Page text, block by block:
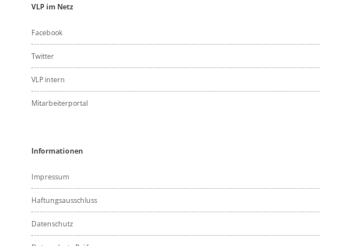
VLP im Netz
Facebook
Twitter
VLP intern
Mitarbeiterportal
Informationen
Impressum
Haftungsausschluss
Datenschutz